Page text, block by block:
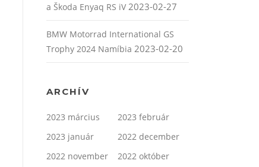
a Škoda Enyaq RS iV 2023-02-27
BMW Motorrad International GS
Trophy 2024 Namíbia 2023-02-20
ARCHÍV
2023 március
2023 február
2023 január
2022 december
2022 november
2022 október